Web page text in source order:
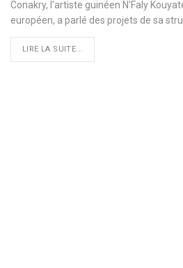
Conakry, l'artiste guinéen N'Faly
européen, a parlé des projets de sa
LIRE LA SUITE...